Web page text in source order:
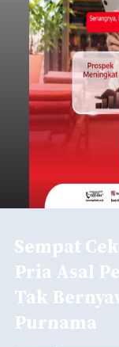
Sempat
Pria Asal
Tak
Purnama